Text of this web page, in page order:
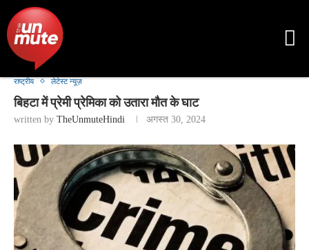
राष्ट्रीय लेटेस्ट न्यूज़
बिहटा में प्रेमी प्रेमिका को उतारा मौत के घाट
written by TheUnmuteHindi अगस्त 30, 2024